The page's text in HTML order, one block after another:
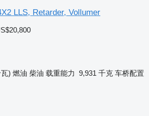
LLS, Retarder, Vollumer
) 燃油 柴油 载重能力 9,931 千克 车桥配置